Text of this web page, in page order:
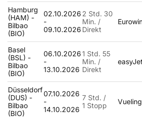
Hamburg
(HAM) -
Bilbao
(BIO)
02.10.2026
-
09.10.2026
2 Std. 30
Min. /
Direkt
Basel
(BSL) -
Bilbao
(BIO)
06.10.2026
-
13.10.2026
1 Std. 55
Min. /
Direkt
easyJet
Düsseldorf
(DUS) -
Bilbao
(BIO)
07.10.2026
-
14.10.2026
7 Std. /
1 Stopp
Vueling